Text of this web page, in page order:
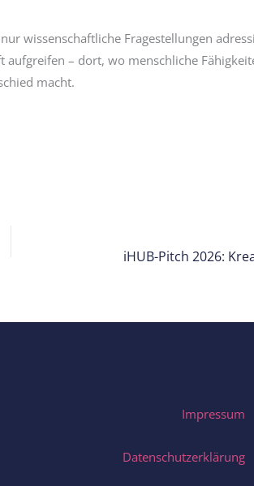
wissenschaftliche Fragestellungen
– dort, wo menschliche
macht.
Impressum
Datenschutzerklärung